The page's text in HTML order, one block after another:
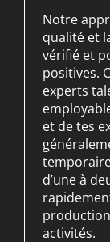
Notre
qualité et
vérifié et
positives.
experts
et de tes
d’une à
activités.